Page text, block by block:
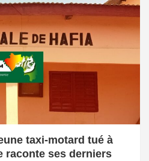
taxi-motard tué à
raconte ses derniers